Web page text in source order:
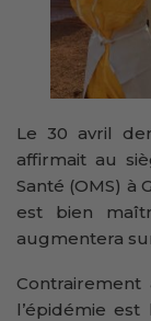
Le 30 avril
affirmait au
Santé (OMS) à
est bien
augmentera
l’épidémie